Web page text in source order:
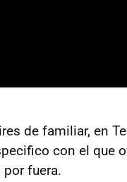
de familiar, en
con el que
fuera.